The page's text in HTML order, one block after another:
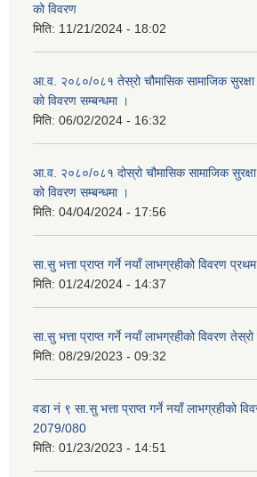
को विवरण
मिति: 11/21/2024 - 18:02
आ.व. २०८०/०८१ तेस्रो चौमासिक सामाजिक सुरक्षा
को विवरण सम्बन्धमा ।
मिति: 06/02/2024 - 16:32
आ.व. २०८०/०८१ दोस्रो चौमासिक सामाजिक सुरक्षा
को विवरण सम्बन्धमा ।
मिति: 04/04/2024 - 17:56
सा.सु भत्ता प्राप्त गर्ने नयाँ लाभग्रहीको विवरण
मिति: 01/24/2024 - 14:37
सा.सु भत्ता प्राप्त गर्ने नयाँ लाभग्रहीको विवरण
मिति: 08/29/2023 - 09:32
वडा नं ९ सा.सु भत्ता प्राप्त गर्ने नयाँ लाभग्रहीको
2079/080
मिति: 01/23/2023 - 14:51